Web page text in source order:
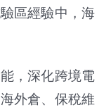
區經驗中，海
，深化跨境電
外倉、保稅維